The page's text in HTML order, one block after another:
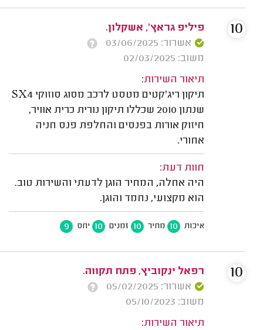
פיליפ גראץ', אשקלון.
אשרור: 03/06/2025
משוב: 02/03/2025
תיאור השירות:
תיקון ריג'קטים מטסט לרכב מסוג סוזוקי SX4
שנתון 2010 שכללו תיקון נורית כרית אוויר,
חיזוק אורות בפנסים והחלפת פנס חניה
אחורי.
חוות דעת:
היה אחלה, המחיר הוגן לדעתי והשירות טוב.
הוא מקצועי, נחמד והוגן.
איכות 10 מחיר 10 זמנים 10 יחס 9
10
רפאל ינקוביץ, פתח תקווה.
אשרור: 05/02/2025
משוב: 05/10/2023
תיאור השירות:
10